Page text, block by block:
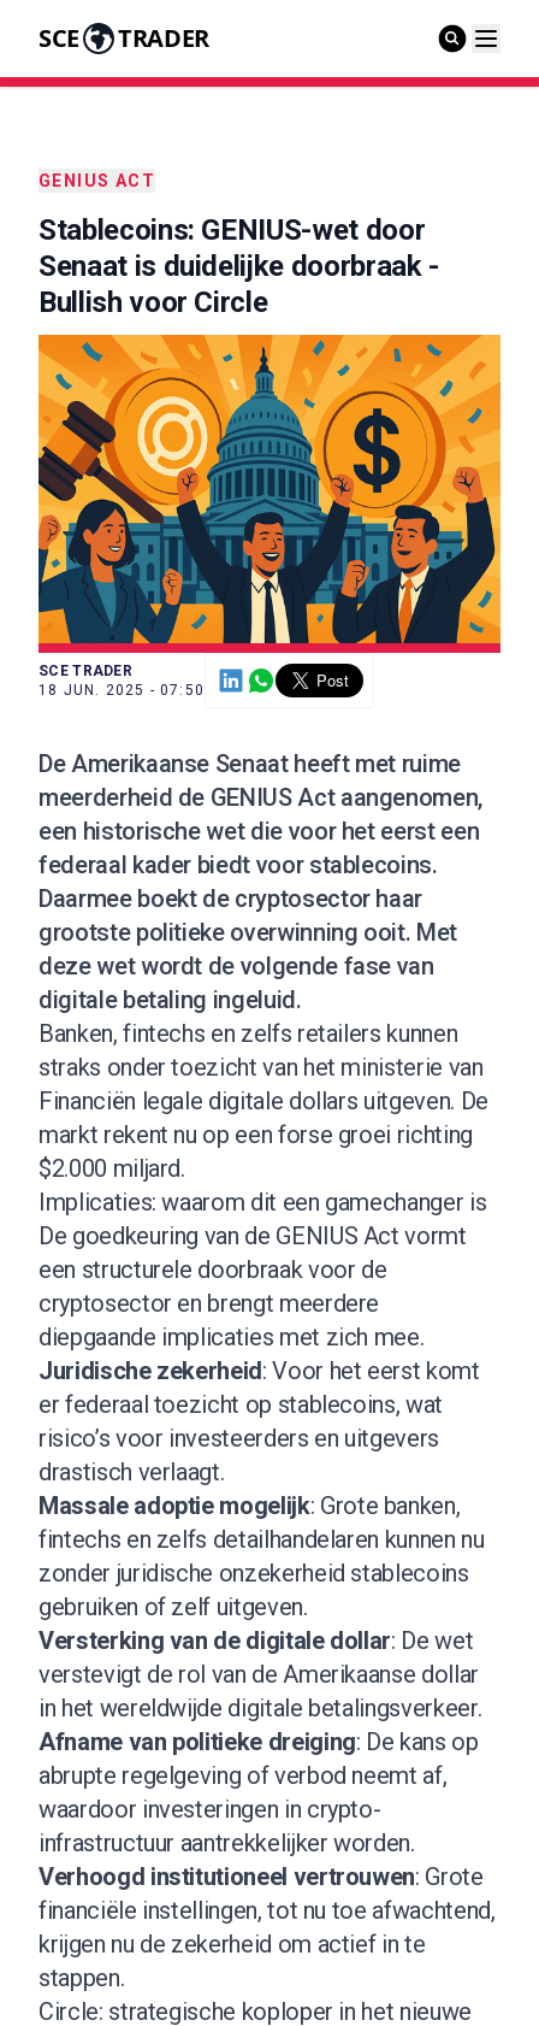
SCE TRADER
GENIUS ACT
Stablecoins: GENIUS-wet door
Senaat is duidelijke doorbraak -
Bullish voor Circle
SCE TRADER
18 JUN. 2025 - 07:50
De Amerikaanse Senaat heeft met ruime
meerderheid de GENIUS Act aangenomen,
een historische wet die voor het eerst een
federaal kader biedt voor stablecoins.
Daarmee boekt de cryptosector haar
grootste politieke overwinning ooit. Met
deze wet wordt de volgende fase van
digitale betaling ingeluid.
Banken, fintechs en zelfs retailers kunnen
straks onder toezicht van het ministerie van
Financiën legale digitale dollars uitgeven. De
markt rekent nu op een forse groei richting
$2.000 miljard.
Implicaties: waarom dit een gamechanger is
De goedkeuring van de GENIUS Act vormt
een structurele doorbraak voor de
cryptosector en brengt meerdere
diepgaande implicaties met zich mee.
Juridische zekerheid: Voor het eerst komt
er federaal toezicht op stablecoins, wat
risico’s voor investeerders en uitgevers
drastisch verlaagt.
Massale adoptie mogelijk: Grote banken,
fintechs en zelfs detailhandelaren kunnen nu
zonder juridische onzekerheid stablecoins
gebruiken of zelf uitgeven.
Versterking van de digitale dollar: De wet
verstevigt de rol van de Amerikaanse dollar
in het wereldwijde digitale betalingsverkeer.
Afname van politieke dreiging: De kans op
abrupte regelgeving of verbod neemt af,
waardoor investeringen in crypto-
infrastructuur aantrekkelijker worden.
Verhoogd institutioneel vertrouwen: Grote
financiële instellingen, tot nu toe afwachtend,
krijgen nu de zekerheid om actief in te
stappen.
Circle: strategische koploper in het nieuwe